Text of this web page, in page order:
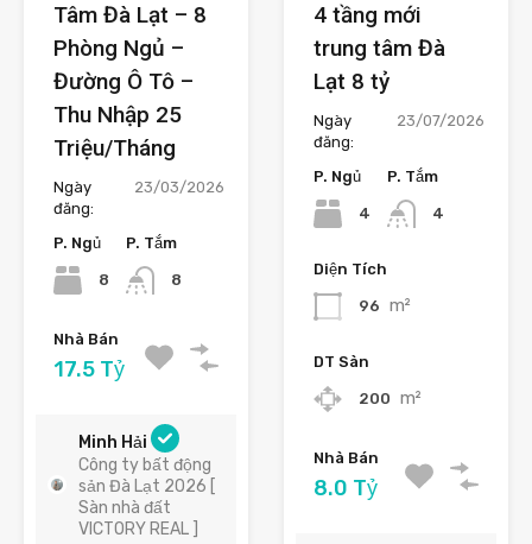
Tâm Đà Lạt – 8
Phòng Ngủ –
Đường Ô Tô –
Thu Nhập 25
Triệu/Tháng
Ngày
đăng:
23/03/2026
P. Ngủ
8
P. Tắm
8
Nhà Bán
17.5 Tỷ
Minh Hải
Công ty bất động
sản Đà Lạt 2026 [
Sàn nhà đất
VICTORY REAL ]
4 tầng mới
trung tâm Đà
Lạt 8 tỷ
Ngày
đăng:
23/07/2026
P. Ngủ
4
P. Tắm
4
Diện Tích
96 m²
DT Sàn
200 m²
Nhà Bán
8.0 Tỷ